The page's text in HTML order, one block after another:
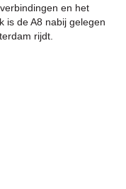
en het
is de A8 nabij gelegen
rijdt.